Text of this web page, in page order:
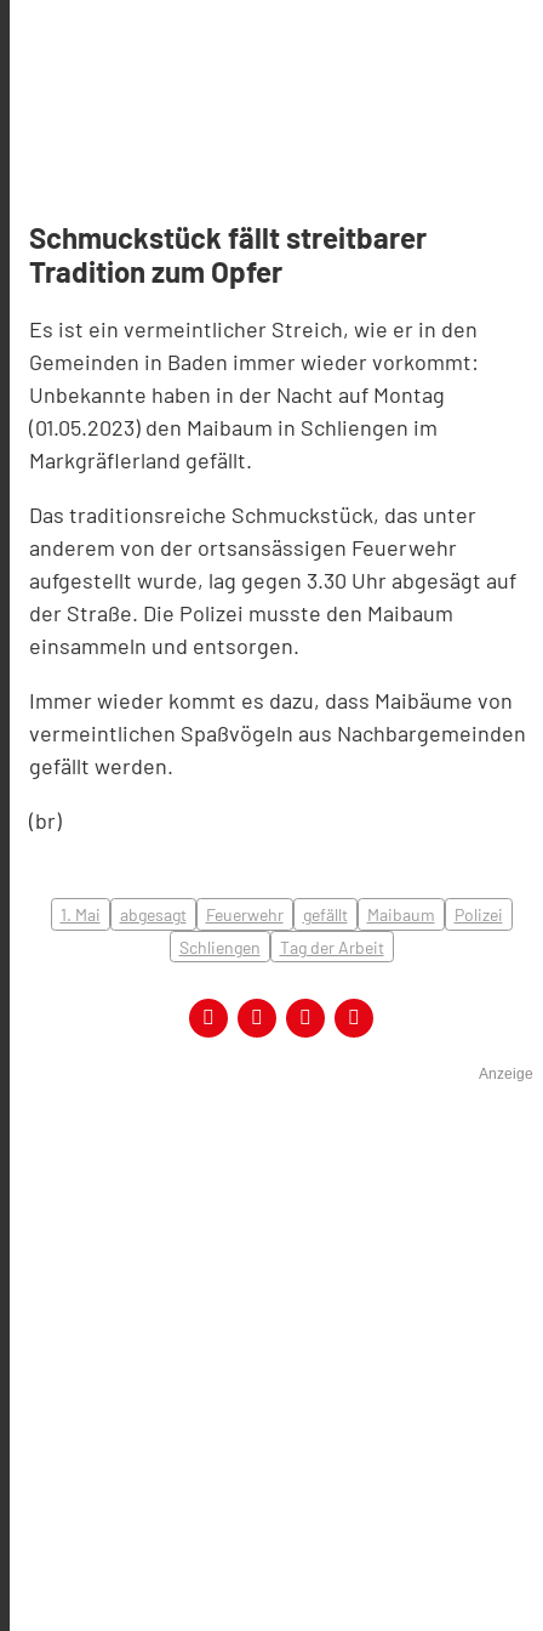
Schmuckstück fällt streitbarer
Tradition zum Opfer
Es ist ein vermeintlicher Streich, wie er in den
Gemeinden in Baden immer wieder vorkommt:
Unbekannte haben in der Nacht auf Montag
(01.05.2023) den Maibaum in Schliengen im
Markgräflerland gefällt.
Das traditionsreiche Schmuckstück, das unter
anderem von der ortsansässigen Feuerwehr
aufgestellt wurde, lag gegen 3.30 Uhr abgesägt auf
der Straße. Die Polizei musste den Maibaum
einsammeln und entsorgen.
Immer wieder kommt es dazu, dass Maibäume von
vermeintlichen Spaßvögeln aus Nachbargemeinden
gefällt werden.
(br)
1. Mai abgesagt Feuerwehr gefällt Maibaum
Polizei
Schliengen
Tag der Arbeit
Anzeige